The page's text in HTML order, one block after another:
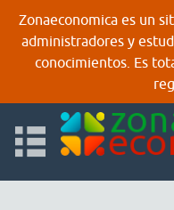
Zonaeconomica es un
administradores y
conocimientos. Es